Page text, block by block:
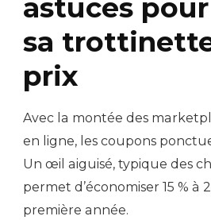
astuces
sa
prix
Avec la montée des
en ligne, les coupons
Un œil aiguisé, typique des
permet d’économiser 15 % à
première année.